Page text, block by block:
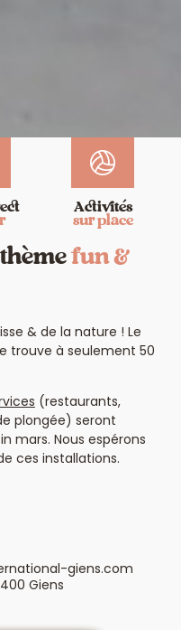
Activités
sur place
fun &
& de la nature ! Le
trouve à seulement 50
(restaurants,
plongée) seront
mars. Nous espérons
ces installations.
giens.com
Giens